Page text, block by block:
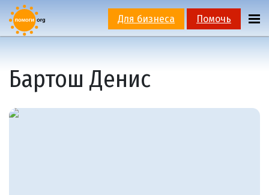
Для бизнеса Помочь
Бартош Денис